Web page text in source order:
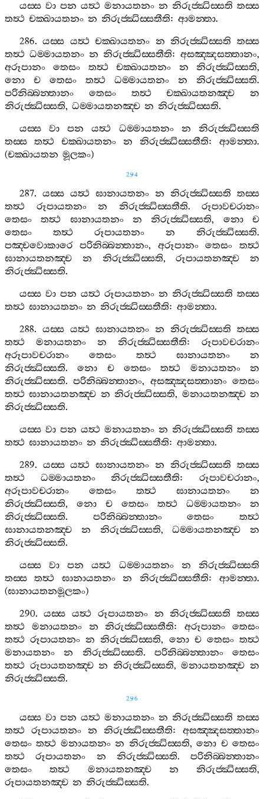
යස‍්ස වා පන යත්‍ථ මනායතනං න නිරුජ‍්ඣිස‍්සති තස‍්ස
තත්‍ථ චක‍්ඛායතනං න නිරුජ‍්ඣිස‍්සතීති: ආමන‍්තා.
286.යස‍්ස යත්‍ථ චක‍්ඛායතනං න නිරුජ‍්ඣිස‍්සති තස‍්ස
තත්‍ථ ධම‍්මායතනං න නිරුජ‍්ඣිස‍්සතීති: අසඤ‍්ඤසත‍්තානං,
අරූපානං
තෙසං තත්‍ථ චක‍්ඛායතනං න නිරුජ‍්ඣිස‍්සති,
නො
ච තෙසං තත්‍ථ ධම‍්මායතනං න නිරුජ‍්ඣිස‍්සති.
පරිනිබ‍්බන‍්තානං
තෙසං තත්‍ථ චක‍්ඛායතනඤ‍්ච
න
නිරුජ‍්ඣිස‍්සති, ධම‍්මායතනඤ‍්ච න නිරුජ‍්ඣිස‍්සති.
යස‍්ස
වා පන යත්‍ථ ධම‍්මායතනං න
නිරුජ‍්ඣිස‍්සති
තස‍්ස
තත්‍ථ චක‍්ඛායතනං න නිරුජ‍්ඣිස‍්සතීති: ආමන‍්තා.
(චක‍්ඛායතන මූලකං)
294
287. යස‍්ස යත්‍ථ ඝානායතනං න නිරුජ‍්ඣිස‍්සති තස‍්ස
තත්‍ථ
රූපායතනං න නිරුජ‍්ඣිස‍්සතීති. රූපාවචරානං
තෙසං
තත්‍ථ ඝානායතනං න නිරුජ‍්ඣිස‍්සති, නො
ච
තෙසං
තත්‍ථ රූපායතනං න නිරුජ‍්ඣිස‍්සති.
පඤ‍්චවොකාරෙ
පරිනිබ‍්බන‍්තානං, අරූපානං තෙසං
තත්‍ථ
ඝානායතනඤ‍්ච
න නිරුජ‍්ඣිස‍්සති,රූපායතනඤ‍්ච
න
නිරුජ‍්ඣිස‍්සති.
යස‍්ස වා පන යත්‍ථ රූපායතනං න නිරුජ‍්ඣිස‍්සති තස‍්ස
තත්‍ථ ඝානායතනං න නිරුජ‍්ඣිස‍්සතීති: ආමන‍්තා.
288. යස‍්ස යත්‍ථ ඝානායතනං න නිරුජ‍්ඣිස‍්සති තස‍්ස
තත්‍ථ
මනායතනං න නිරුජ‍්ඣිස‍්සතීති: රූපාවචරානං
අරූපාවචරානං
තෙසං තත්‍ථ ඝානායතනං
න
නිරුජ‍්ඣිස‍්සති.නො ච තෙසං තත්‍ථ මනායතනං
න
නිරුජ‍්ඣිස‍්සති.පරිනිබ‍්බන‍්තානං, අසඤ‍්ඤසත‍්තානං තෙසං
තත්‍ථ ඝානායතනඤ‍්ච න නිරුජ‍්ඣිස‍්සති, මනායතනඤ‍්ච න
නිරුජ‍්ඣිස‍්සති.
යස‍්ස වා පන යත්‍ථ මනායතනං න නිරුජ‍්ඣිස‍්සති තස‍්ස
තත්‍ථ ඝානායතනං න නිරුජ‍්ඣිස‍්සතීති: ආමන‍්තා.
289. යස‍්ස යත්‍ථ ඝානායතනං න නිරුජ‍්ඣිස‍්සති තස‍්ස
තත්‍ථ
ධම‍්මායතනං නිරුජ‍්ඣිස‍්සතීති:රූපාවචරානං,
අරූපාවචරානං
තෙසං තත්‍ථ ඝානායතනං
න
නිරුජ‍්ඣිස‍්සති, නො ච තෙසං තත්‍ථ ධම‍්මායතනං
න
නිරුජ‍්ඣිස‍්සති. පරිනිබ‍්බන‍්තානං තෙසං
තත්‍ථ
ඝානායතනඤ‍්ච
න නිරුජ‍්ඣිස‍්සති,ධම‍්මායතනඤ‍්ච
න
නිරුජ‍්ඣිස‍්සති.
යස‍්ස
වා පන යත්‍ථ ධම‍්මායතනං න
නිරුජ‍්ඣිස‍්සති
තස‍්ස
තත්‍ථ ඝානායතනං න නිරුජ‍්ඣිස‍්සතීති:ආමන‍්තා.
(ඝානායතනමූලකං)
290.යස‍්ස යත්‍ථ රූපායතනං න නිරුජ‍්ඣිස‍්සති
තස‍්ස
තත්‍ථ
මනායතනං න නිරුජ‍්ඣිස‍්සතීති:අරූපානං
තෙසං
තත්‍ථ රූපායතනං න නිරුජ‍්ඣිස‍්සති, නො ච තෙසං තත්‍ථ
මනායතනං
න නිරුජ‍්ඣිස‍්සති. පරිනිබ‍්බන‍්තානං
තෙසං
තත්‍ථ රූපායතනඤ‍්ච න නිරුජ‍්ඣිස‍්සති,මනායතනඤ‍්ච න
නිරුජ‍්ඣිස‍්සති.
296
යස‍්ස වා පන යත්‍ථ මනායතනං න නිරුජ‍්ඣිස‍්සති තස‍්ස
තත්‍ථ රූපායතනං න නිරුජ‍්ඣිස‍්සතීති: අසඤ‍්ඤසත‍්තානං
තෙසං තත්‍ථ මනායතනං න නිරුජ‍්ඣිස‍්සති,නො ච තෙසං
තත්‍ථ
රූපායතනං න නිරුජ‍්ඣිස‍්සති. පරිනිබ‍්බන‍්තානං
තෙසං
තත්‍ථ මනායතනඤ‍්ච න නිරුජ‍්ඣිස‍්සති,
රූපායතනඤ‍්ච න නිරුජ‍්ඣිස‍්සති.